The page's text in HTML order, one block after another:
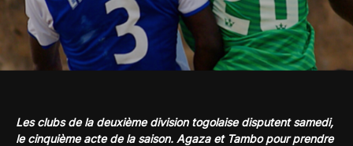
Les clubs de la deuxième division togolaise disputent samedi,
le cinquième acte de la saison. Agaza et Tambo pour prendre